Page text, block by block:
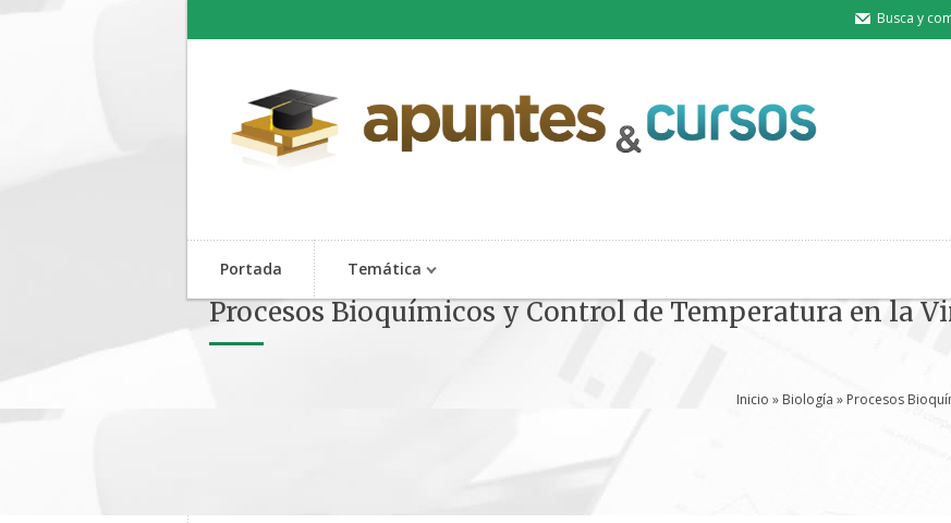
Busca y
Portada Temática
Procesos Bioquímicos y Control de Temperatura en la
Inicio » Biología » Procesos